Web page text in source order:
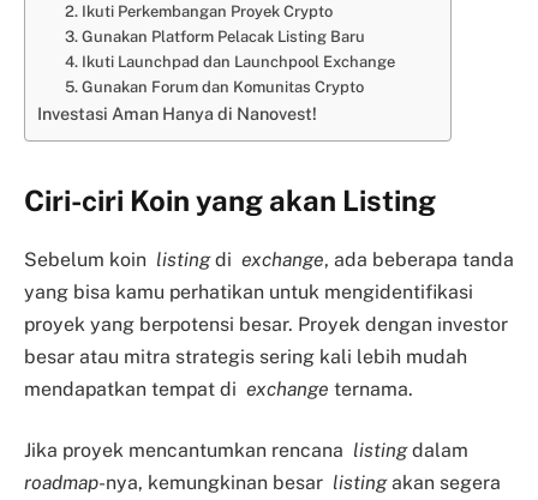
2. Ikuti Perkembangan Proyek Crypto
3. Gunakan Platform Pelacak Listing Baru
4. Ikuti Launchpad dan Launchpool Exchange
5. Gunakan Forum dan Komunitas Crypto
Investasi Aman Hanya di Nanovest!
Ciri-ciri Koin yang akan Listing
Sebelum koin listingdi exchange, ada beberapa tanda
yang bisa kamu perhatikan untuk mengidentifikasi
proyek yang berpotensi besar. Proyek dengan investor
besar atau mitra strategis sering kali lebih mudah
mendapatkan tempat di exchange ternama.
Jika proyek mencantumkan rencana listingdalam
roadmap-nya, kemungkinan besar listingakan segera